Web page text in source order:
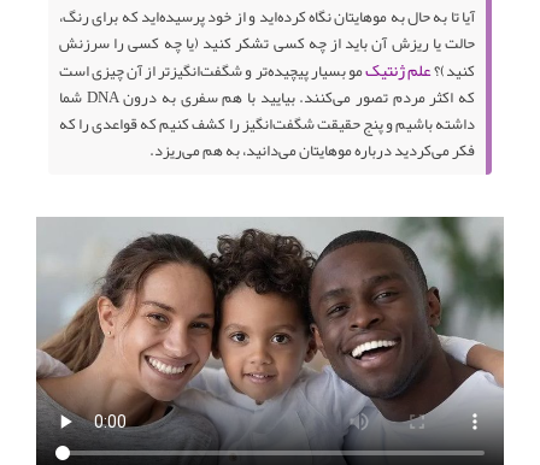
آیا تا به حال به موهایتان نگاه کرده‌اید و از خود پرسیده‌اید که برای رنگ،
حالت یا ریزش آن باید از چه کسی تشکر کنید (یا چه کسی را سرزنش
کنید)؟علم ژنتیکمو بسیار پیچیده‌تر و شگفت‌انگیزتر از آن چیزی است
که اکثر مردم تصور می‌کنند. بیایید با هم سفری به درون DNA شما
داشته باشیم و پنج حقیقت شگفت‌انگیز را کشف کنیم که قواعدی را که
فکر می‌کردید درباره موهایتان می‌دانید، به هم می‌ریزد.